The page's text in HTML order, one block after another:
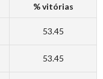
% vitórias
53.45
53.45